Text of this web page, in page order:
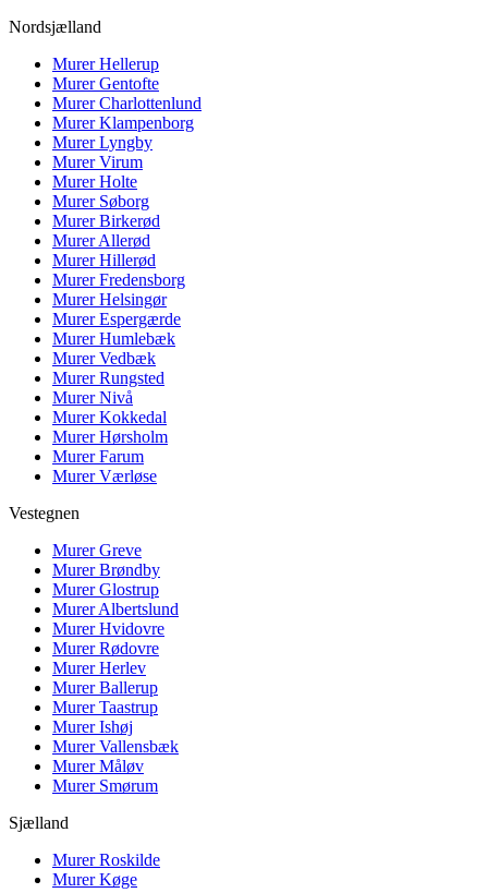
Nordsjælland
MurerHellerup
MurerGentofte
MurerCharlottenlund
MurerKlampenborg
MurerLyngby
MurerVirum
MurerHolte
Murer Søborg
MurerBirkerød
MurerAllerød
MurerHillerød
MurerFredensborg
MurerHelsingør
MurerEspergærde
MurerHumlebæk
MurerVedbæk
MurerRungsted
MurerNivå
MurerKokkedal
MurerHørsholm
MurerFarum
MurerVærløse
Vestegnen
MurerGreve
MurerBrøndby
MurerGlostrup
MurerAlbertslund
MurerHvidovre
MurerRødovre
MurerHerlev
MurerBallerup
MurerTaastrup
MurerIshøj
MurerVallensbæk
MurerMåløv
Murer Smørum
Sjælland
MurerRoskilde
MurerKøge